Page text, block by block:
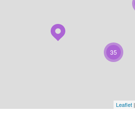
35
Leaflet |